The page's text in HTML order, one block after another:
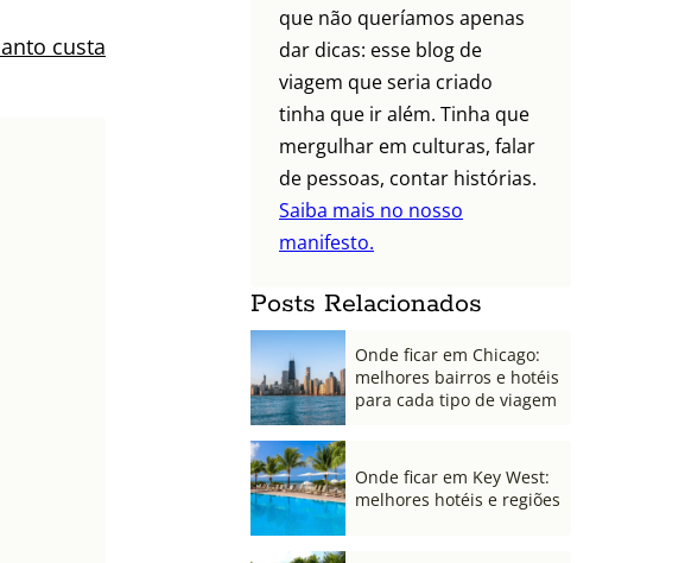
custa
que não queríamos apenas
dar dicas: esse blog de
viagem que seria criado
tinha que ir além. Tinha que
mergulhar em culturas, falar
de pessoas, contar histórias.
Saiba mais no nosso
manifesto.
Posts Relacionados
Onde ficar em Chicago:
melhores bairros e hotéis
para cada tipo de viagem
Onde ficar em Key West:
melhores hotéis e regiões